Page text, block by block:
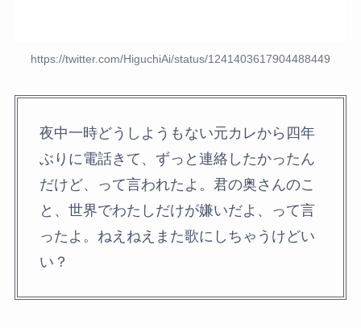
https://twitter.com/HiguchiAi/status/1241403617904488449
夜中一時どうしようもない元カレから四年
ぶりに電話きて、ずっと連絡したかったん
だけど、って言われたよ。君の奥さんのこ
と、世界でわたしだけが嫌いだよ、って言
ったよ。ねえねえまた歌にしちゃうけどい
い？